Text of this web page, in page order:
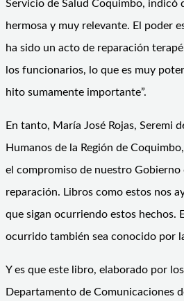
Servicio de Salud Coquimbo, indicó
hermosa y muy relevante. El poder
ha sido un acto de reparación
los funcionarios, lo que es muy
hito sumamente importante”.
En tanto, María José Rojas, Seremi
Humanos de la Región de
el compromiso de nuestro
reparación. Libros como estos nos
que sigan ocurriendo estos hechos.
ocurrido también sea conocido por
Y es que este libro, elaborado por
Departamento de Comunicaciones